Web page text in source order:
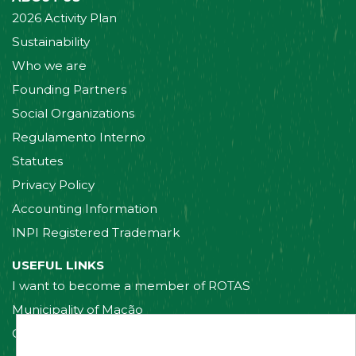
2026 Activity Plan
Sustainability
Who we are
Founding Partners
Social Organizations
Regulamento Interno
Statutes
Privacy Policy
Accounting Information
INPI Registered Trademark
USEFUL LINKS
I want to become a member of ROTAS
Municipality of Mação
Contact us